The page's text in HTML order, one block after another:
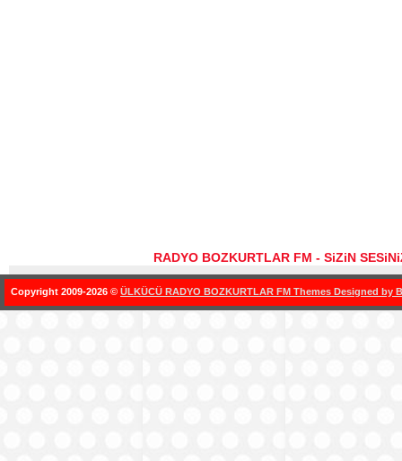
RADYO BOZKURTLAR FM - SiZiN
Copyright 2009-2026 © ÜLKÜCÜ RADYO BOZKURTLAR FM Themes Designed by